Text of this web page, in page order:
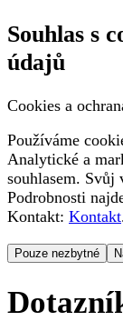
Souhlas s
údajů
Cookies a
Používáme
Analytické a
souhlasem.
Podrobnosti
Kontakt: Kontakt
Pouze nezbytné